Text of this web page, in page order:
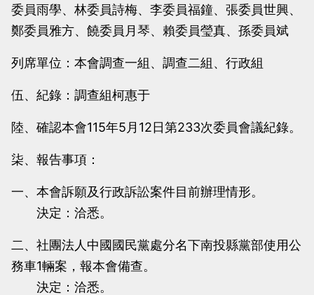
產
處
委
產
處
委
委員雨學、林委員詩梅、李委員福鐘、張委員世興、
鄭委員雅方、饒委員月琴、賴委員瑩真、孫委員斌
列席單位：本會調查一組、調查二組、行政組
伍、紀錄：調查組柯惠于
陸、確認本會115年5月12日第233次委員會議紀錄。
柒、報告事項：
一、本會訴願及行政訴訟案件目前辦理情形。
決定：洽悉。
二、社團法人中國國民黨處分名下南投縣黨部使用公
務車1輛案，報本會備查。
決定：洽悉。